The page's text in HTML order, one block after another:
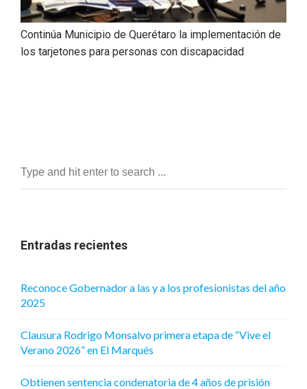
Continúa Municipio de Querétaro la implementación de
los tarjetones para personas con discapacidad
Entradas recientes
Reconoce Gobernador a las y a los profesionistas del año
2025
Clausura Rodrigo Monsalvo primera etapa de “Vive el
Verano 2026” en El Marqués
Obtienen sentencia condenatoria de 4 años de prisión